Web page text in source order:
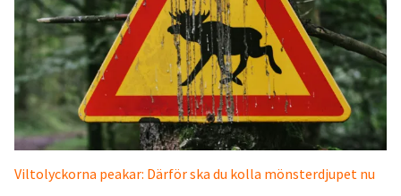
Viltolyckorna peakar: Därför ska du kolla mönsterdjupet nu